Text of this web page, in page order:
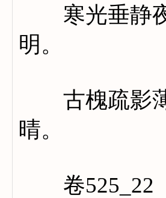
寒光垂静夜
明。
古槐疏影薄
晴。
卷525_22